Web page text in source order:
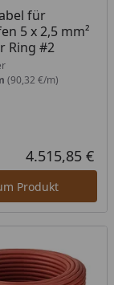
für
5 x 2,5 mm²
Ring #2
Lager
(90,32 €/m)
4.515,85 €
Produkt